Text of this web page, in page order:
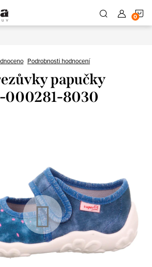
Podrobnosti hodnocení
papučky
000281-8030